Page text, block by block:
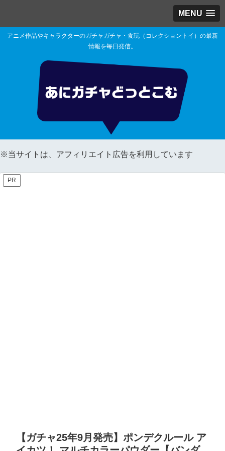
MENU
アニメ作品やキャラクターのガチャガチャ・食玩（コレクショントイ）の最新
情報を毎日発信。
※当サイトは、アフィリエイト広告を利用しています
PR
【ガチャ25年9月発売】ポンデクルール ア